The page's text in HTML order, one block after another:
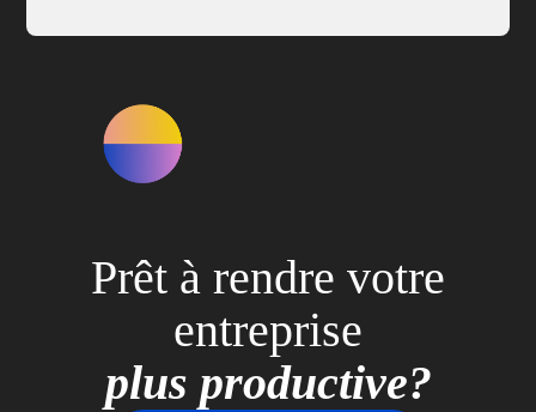
Prêt à rendre votre
entreprise
plus productive?